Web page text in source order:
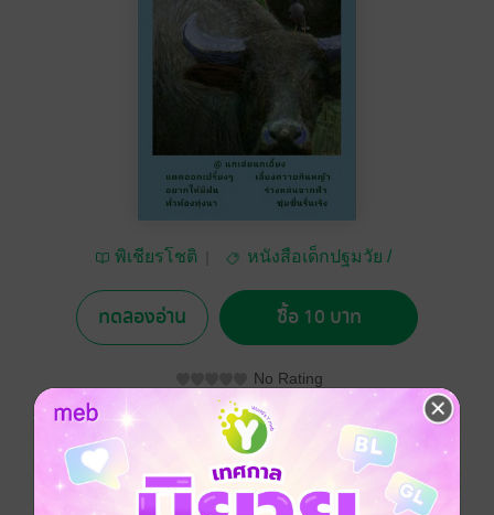
พิเชียรโชติ
หนังสือเด็กปฐมวัย /
ทดลองอ่าน ซื้อ 10 บาท
No Rating
อยากได้ ซื้อเป็นของขวัญ ติดตาม แชร์